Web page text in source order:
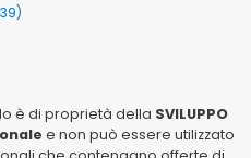
è di proprietà della SVILUPPO
e non può essere utilizzato